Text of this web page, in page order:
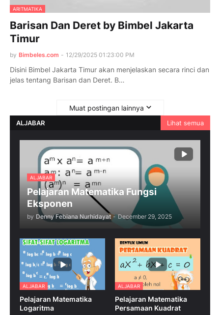
ARITMATIKA
Barisan Dan Deret by Bimbel Jakarta
Timur
by Bimbeles.com - 12/29/2025 01:23:00 PM
Disini Bimbel Jakarta Timur akan menjelaskan secara rinci dan
jelas tentang Barisan dan Deret. B…
Muat postingan lainnya
ALJABAR Lihat semua
ALJABAR
Pelajaran Matematika Fungsi
Eksponen
by Denny Febiana Nurhidayat - December 29, 2025
ALJABAR
Pelajaran Matematika
Logaritma
ALJABAR
Pelajaran Matematika
Persamaan Kuadrat